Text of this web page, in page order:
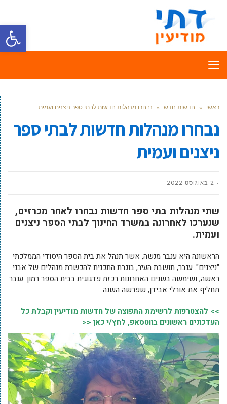
פתח
תפריט
ראשי » חדשות חדש » נבחרו מנהלות חדשות לבתי ספר ניצנים ועמית
נבחרו מנהלות חדשות לבתי ספר
ניצנים ועמית
2 באוגוסט 2022
שתי מנהלות בתי ספר חדשות נבחרו לאחר מכרזים,
שנערכו לאחרונה במשרד החינוך לבתי הספר ניצנים
ועמית.
הראשונה היא ענבר מנשה, אשר תנהל את בית הספר היסודי הממלכתי
"ניצנים". ענבר, תושבת העיר, בוגרת התכנית להכשרת מנהלים של אבני
ראשה, ושימשה בשנים האחרונות רכזת פדגוגית בבית הספר רמון. ענבר
תחליף את אורלי אבידן, שפרשה השנה.
>> להצטרפות לרשימת התפוצה של חדשות מודיעין וקבלת כל
העדכונים ראשונים בווטסאפ, לחץ/י כאן <<